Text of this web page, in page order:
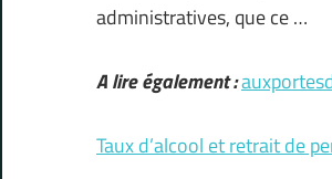
administratives, que ce …
A lire également :
Taux d’alcool et retrait de